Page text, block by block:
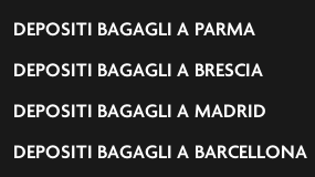
DEPOSITI BAGAGLI A PARMA
DEPOSITI BAGAGLI A BRESCIA
DEPOSITI BAGAGLI A MADRID
DEPOSITI BAGAGLI A BARCELLONA